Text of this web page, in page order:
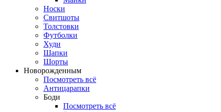
Носки
Свитшоты
Толстовки
Футболки
Худи
Шапки
Шорты
Новорожденным
Посмотреть всё
Антицарапки
Боди
Посмотреть всё